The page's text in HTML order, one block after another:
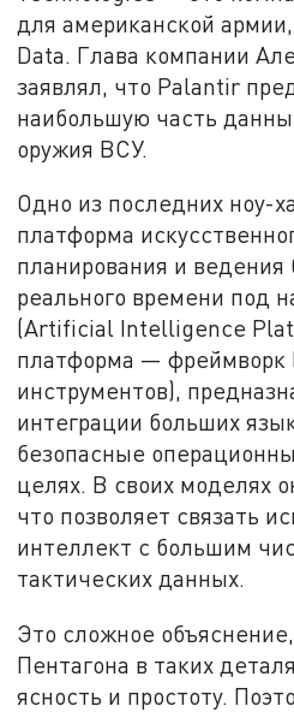
для американской
Data. Глава компании
заявлял, что Palantir
наибольшую часть
оружия ВСУ.
Одно из последних ноу-
платформа
планирования и
реального времени под
(Artificial Intelligence
платформа — фреймворк
инструментов),
интеграции больших
безопасные
целях. В своих моделях
что позволяет связать
интеллект с большим
тактических данных.
Это сложное
Пентагона в таких
ясность и простоту.